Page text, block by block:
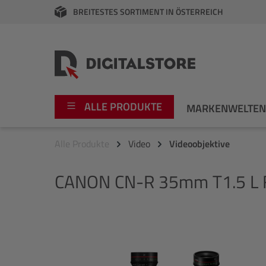
Zur Hauptnavigation springen
BREITESTES SORTIMENT IN ÖSTERREICH
ALLE PRODUKTE MARKENWELTEN
Video
Fujifilm
Alle Produkte Video Videoobjektive
CANON CN-R 35mm T1.5 L